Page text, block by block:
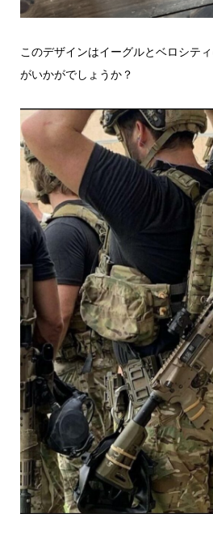
このデザインはイーグルとベロシテ
がいかがでしょうか？